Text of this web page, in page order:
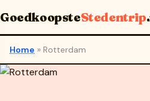
GoedkoopsteStedentrip
Home » Rotterdam